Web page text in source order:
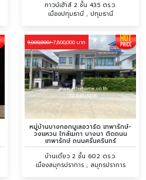
ทาวน์เฮ้าส์ 2 ชั้น 43.5 ตร.ว.
เมืองปทุมธานี , ปทุมธานี
9,000,000/7,800,000 บาท
หมู่บ้านบางกอกบูเลอวาร์ด เทพารักษ์-
วงแหวน ใกล้เมกา บางนา ติดถนน
เทพารักษ์ ถนนศรีนครินทร์
บ้านเดี่ยว 2 ชั้น 60.2 ตร.ว.
เมืองสมุทรปราการ , สมุทรปราการ